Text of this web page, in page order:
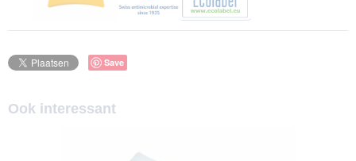
Save
Ook interessant